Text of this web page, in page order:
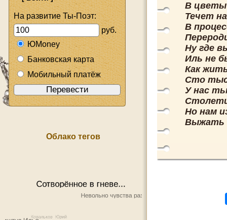
На развитие Ты-Поэт:
руб.
ЮMoney
Банковская карта
Мобильный платёж
Облако тегов
В цветы
Течет
В
Ну где
Иль не
Как
Сто
У нас
Но нам
Выжать